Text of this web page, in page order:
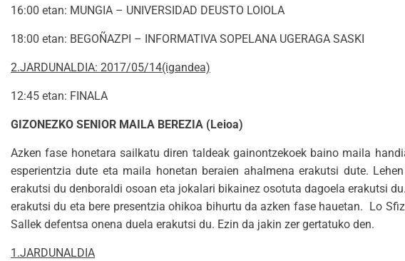
16:00 etan: MUNGIA – UNIVERSIDAD DEUSTO LOIOLA
18:00 etan: BEGOÑAZPI – INFORMATIVA SOPELANA UGERAGA SASKI
2.JARDUNALDIA: 2017/05/14(igandea)
12:45 etan: FINALA
GIZONEZKO SENIOR MAILA BEREZIA (Leioa)
Azken fase honetara sailkatu diren taldeak gainontzekoek baino maila
esperientzia dute eta maila honetan beraien ahalmena erakutsi dute.
erakutsi du denboraldi osoan eta jokalari bikainez osotuta dagoela erakutsi
erakutsi du eta bere presentzia ohikoa bihurtu da azken fase hauetan. Lo
Sallek defentsa onena duela erakutsi du. Ezin da jakin zer gertatuko den.
1.JARDUNALDIA